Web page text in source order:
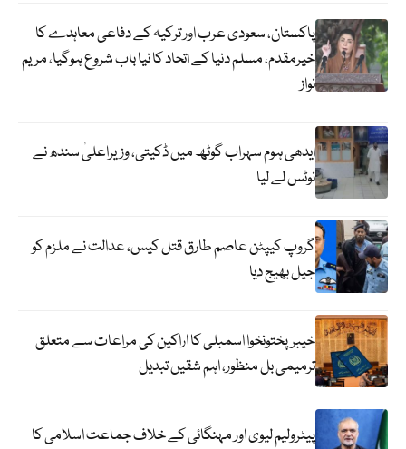
پاکستان، سعودی عرب اور ترکیہ کے دفاعی معاہدے کا
خیرمقدم، مسلم دنیا کے اتحاد کا نیا باب شروع ہوگیا، مریم
نواز
ایدھی ہوم سہراب گوٹھ میں ڈکیتی، وزیراعلیٰ سندھ نے
نوٹس لے لیا
گروپ کیپٹن عاصم طارق قتل کیس، عدالت نے ملزم کو
جیل بھیج دیا
خیبرپختونخوا اسمبلی کا اراکین کی مراعات سے متعلق
ترمیمی بل منظور، اہم شقیں تبدیل
پیٹرولیم لیوی اور مہنگائی کے خلاف جماعت اسلامی کا